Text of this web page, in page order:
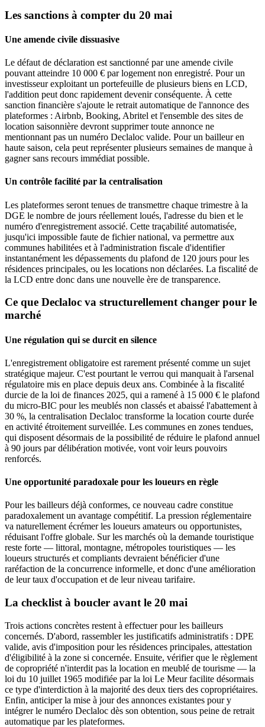
Les sanctions à compter du 20 mai
Une amende civile dissuasive
Le défaut de déclaration est sanctionné par une amende civile
pouvant atteindre 10 000 € par logement non enregistré. Pour un
investisseur exploitant un portefeuille de plusieurs biens en LCD,
l'addition peut donc rapidement devenir conséquente. À cette
sanction financière s'ajoute le retrait automatique de l'annonce des
plateformes : Airbnb, Booking, Abritel et l'ensemble des sites de
location saisonnière devront supprimer toute annonce ne
mentionnant pas un numéro Declaloc valide. Pour un bailleur en
haute saison, cela peut représenter plusieurs semaines de manque à
gagner sans recours immédiat possible.
Un contrôle facilité par la centralisation
Les plateformes seront tenues de transmettre chaque trimestre à la
DGE le nombre de jours réellement loués, l'adresse du bien et le
numéro d'enregistrement associé. Cette traçabilité automatisée,
jusqu'ici impossible faute de fichier national, va permettre aux
communes habilitées et à l'administration fiscale d'identifier
instantanément les dépassements du plafond de 120 jours pour les
résidences principales, ou les locations non déclarées. La fiscalité de
la LCD entre donc dans une nouvelle ère de transparence.
Ce que Declaloc va structurellement changer pour le
marché
Une régulation qui se durcit en silence
L'enregistrement obligatoire est rarement présenté comme un sujet
stratégique majeur. C'est pourtant le verrou qui manquait à l'arsenal
régulatoire mis en place depuis deux ans. Combinée à la fiscalité
durcie de la loi de finances 2025, qui a ramené à 15 000 € le plafond
du micro-BIC pour les meublés non classés et abaissé l'abattement à
30 %, la centralisation Declaloc transforme la location courte durée
en activité étroitement surveillée. Les communes en zones tendues,
qui disposent désormais de la possibilité de réduire le plafond annuel
à 90 jours par délibération motivée, vont voir leurs pouvoirs
renforcés.
Une opportunité paradoxale pour les loueurs en règle
Pour les bailleurs déjà conformes, ce nouveau cadre constitue
paradoxalement un avantage compétitif. La pression réglementaire
va naturellement écrémer les loueurs amateurs ou opportunistes,
réduisant l'offre globale. Sur les marchés où la demande touristique
reste forte — littoral, montagne, métropoles touristiques — les
loueurs structurés et compliants devraient bénéficier d'une
raréfaction de la concurrence informelle, et donc d'une amélioration
de leur taux d'occupation et de leur niveau tarifaire.
La checklist à boucler avant le 20 mai
Trois actions concrètes restent à effectuer pour les bailleurs
concernés. D'abord, rassembler les justificatifs administratifs : DPE
valide, avis d'imposition pour les résidences principales, attestation
d'éligibilité à la zone si concernée. Ensuite, vérifier que le règlement
de copropriété n'interdit pas la location en meublé de tourisme — la
loi du 10 juillet 1965 modifiée par la loi Le Meur facilite désormais
ce type d'interdiction à la majorité des deux tiers des copropriétaires.
Enfin, anticiper la mise à jour des annonces existantes pour y
intégrer le numéro Declaloc dès son obtention, sous peine de retrait
automatique par les plateformes.